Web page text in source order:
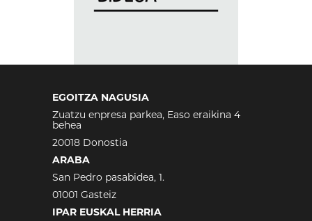
EGOITZA NAGUSIA
Zuatzu enpresa parkea, Easo eraikina 4
behea
20018 Donostia
ARABA
San Pedro pasabidea, 1.
01001 Gasteiz
IPAR EUSKAL HERRIA